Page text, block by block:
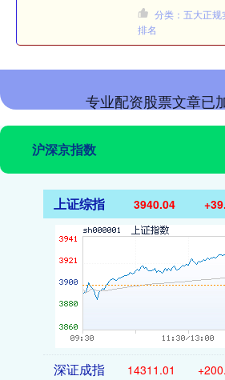
分类：五大正规
排名
专业配资股票文章已
沪深京指数
上证综指 3940.04
深证成指 14311.01